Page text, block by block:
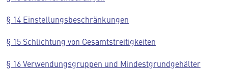
§ 14 Einstellungsbeschränkungen
§ 15 Schlichtung von Gesamtstreitigkeiten
§ 16 Verwendungsgruppen und Mindestgrundgehälter